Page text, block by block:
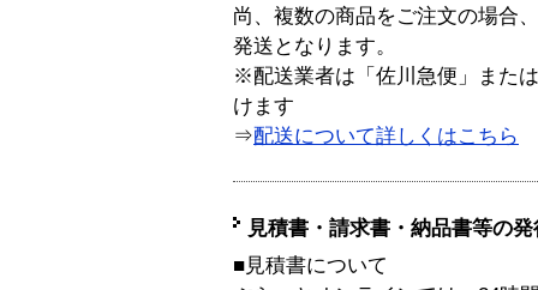
尚、複数の商品をご注文の場合
発送となります。
※配送業者は「佐川急便」また
けます
⇒配送について詳しくはこちら
見積書・請求書・納品書等の
■見積書について